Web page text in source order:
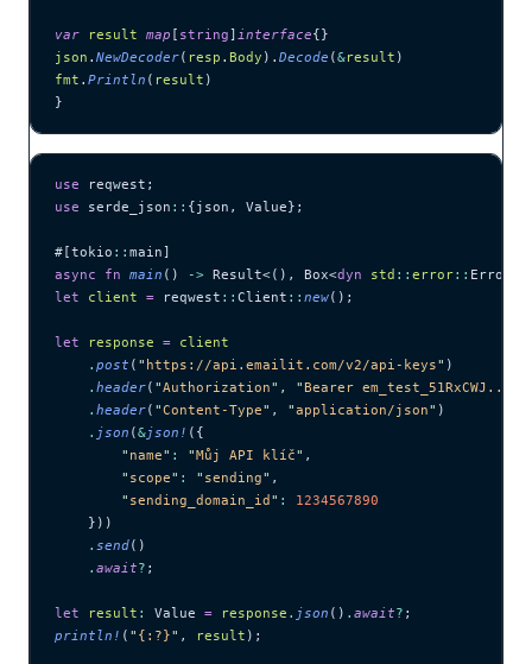
var result map [ string] interface{}
json . NewDecoder( resp . Body ). Decode (&result )
fmt . Println ( result )
}
use reqwest;
use serde_json :: {json, Value};
#[tokio :: main]
async fn main () -> Result<(), Box<dyn std :: error::
let client = reqwest :: Client :: new();
let response = client
    .
post ( " https://api.emailit.com/v2/api-keys" )
    .
header( "Authorization" , "Bearer
    .
header( "Content-Type" , "application/json" )
    .
json (&json! ({
        "
name" : "Můj API klíč" ,
        "
scope" : " sending" ,
        "
sending_domain_id " :
1234567890
    }))
    .
send()
    .
await? ;
let result : Value = response . json () . await? ;
println! ( " {:?}" , result );